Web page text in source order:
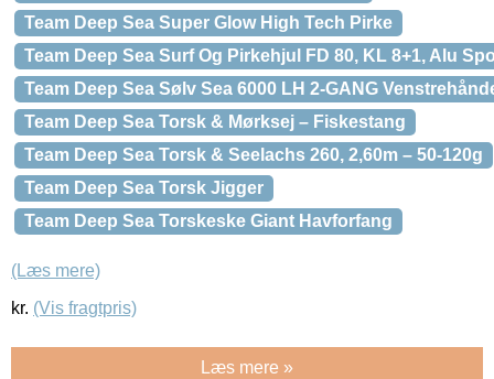
Team Deep Sea Super Glow High Tech Pirke
Team Deep Sea Surf Og Pirkehjul FD 80, KL 8+1, Alu
Team Deep Sea Sølv Sea 6000 LH 2-GANG
Team Deep Sea Torsk & Mørksej – Fiskestang
Team Deep Sea Torsk & Seelachs 260, 2,60m – 50-120g
Team Deep Sea Torsk Jigger
Team Deep Sea Torskeske Giant Havforfang
(Læs mere)
kr. (Vis fragtpris)
Læs mere »